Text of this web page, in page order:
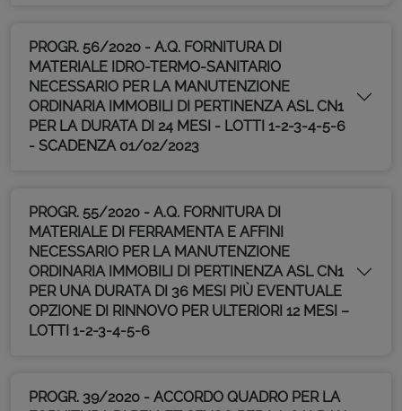
PROGR. 56/2020 - A.Q. FORNITURA DI
MATERIALE IDRO-TERMO-SANITARIO
NECESSARIO PER LA MANUTENZIONE
ORDINARIA IMMOBILI DI PERTINENZA ASL CN1
PER LA DURATA DI 24 MESI - LOTTI 1-2-3-4-5-6
- SCADENZA 01/02/2023
PROGR. 55/2020 - A.Q. FORNITURA DI
MATERIALE DI FERRAMENTA E AFFINI
NECESSARIO PER LA MANUTENZIONE
ORDINARIA IMMOBILI DI PERTINENZA ASL CN1
PER UNA DURATA DI 36 MESI PIÙ EVENTUALE
OPZIONE DI RINNOVO PER ULTERIORI 12 MESI –
LOTTI 1-2-3-4-5-6
PROGR. 39/2020 - ACCORDO QUADRO PER LA